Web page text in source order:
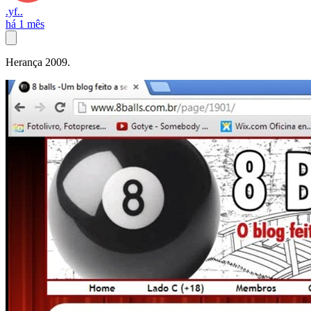
.yf..
há 1 mês
Herança 2009.